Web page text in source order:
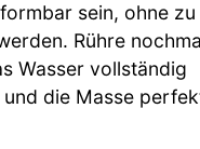
sein, ohne
Rühre
Wasser vollständig
die Masse